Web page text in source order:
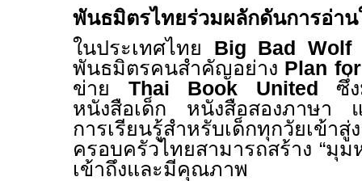
พันธมิตรไทยร่วมผลักดันการอ่าน
ในประเทศไทย Big Bad
พันธมิตรคนสำคัญอย่าง Plan
ข่าย Thai Book United
ซึ่
หนังสือเด็ก หนังสือสองภาษา
การเรียนรู้สำหรับเด็กทุกวัยเข้
ครอบครัวไทยสามารถสร้าง “มุม
เข้าถึงและมีคุณภาพ